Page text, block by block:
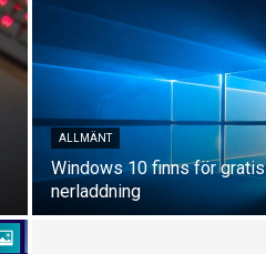
ALLMÄNT
Windows 10 finns för gratis
nerladdning